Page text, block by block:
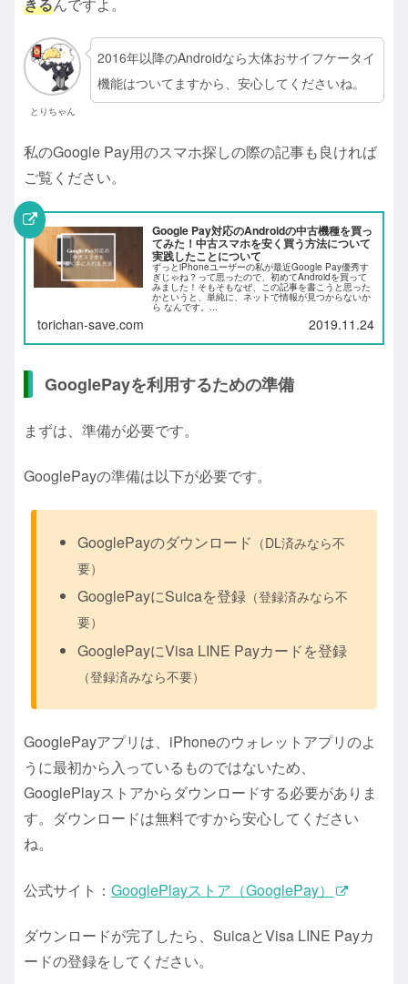
とりちゃん
2016年以降のAndroidなら大体おサイフケータイ
機能はついてますから、安心してくださいね。
私のGoogle Pay用のスマホ探しの際の記事も良ければ
ご覧ください。
Google Pay対応のAndroidの中古機種を買っ
てみた！中古スマホを安く買う方法について
実践したことについて
ずっとiPhoneユーザーの私が最近Google Pay優秀す
ぎじゃね？って思ったので、初めてAndroidを買って
みました！そもそもなぜ、この記事を書こうと思った
かというと、単純に、ネットで情報が見つからないか
ら なんです。...
torichan-save.com 2019.11.24
GooglePayを利用するための準備
まずは、準備が必要です。
GooglePayの準備は以下が必要です。
GooglePayのダウンロード （DL済みなら不
要）
GooglePayにSuicaを登録 （登録済みなら不
要）
GooglePayにVisa LINE Payカードを登録
（登録済みなら不要）
GooglePayアプリは、iPhoneのウォレットアプリのよ
うに最初から入っているものではないため、
GooglePlayストアからダウンロードする必要がありま
す。ダウンロードは無料ですから安心してください
ね。
公式サイト： GooglePlayストア（GooglePay）
ダウンロードが完了したら、SuicaとVisa LINE Payカ
ードの登録をしてください。